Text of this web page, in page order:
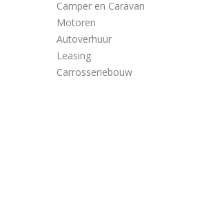
Camper en Caravan
Motoren
Autoverhuur
Leasing
Carrosseriebouw